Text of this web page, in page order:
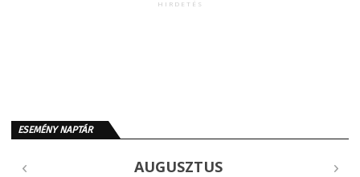
HIRDETÉS
ESEMÉNY NAPTÁR
AUGUSZTUS